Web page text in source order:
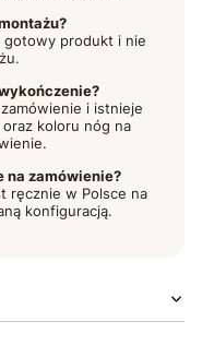
gotowy produkt i nie
i istnieje
koloru nóg na
na zamówienie?
ręcznie w Polsce na
konfiguracją.